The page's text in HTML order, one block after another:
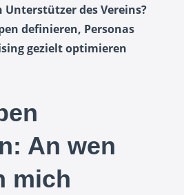
Unterstützer des Vereins?
definieren, Personas
gezielt optimieren
An wen
mich